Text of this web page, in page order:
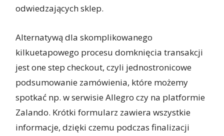
odwiedzających sklep.
Alternatywą dla skomplikowanego
kilkuetapowego procesu domknięcia transakcji
jest one step checkout, czyli jednostronicowe
podsumowanie zamówienia, które możemy
spotkać np. w serwisie Allegro czy na platformie
Zalando. Krótki formularz zawiera wszystkie
informacje, dzięki czemu podczas finalizacji